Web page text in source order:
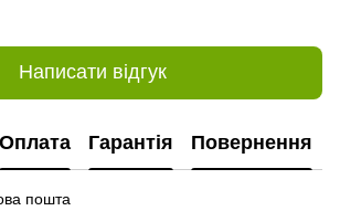
Написати відгук
Оплата Гарантія Повернення
пошта